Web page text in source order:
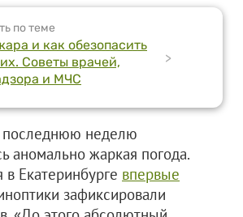
по теме
и как обезопасить
Советы врачей,
и МЧС
>
последнюю неделю
аномально жаркая погода.
Екатеринбурге впервые
зафиксировали